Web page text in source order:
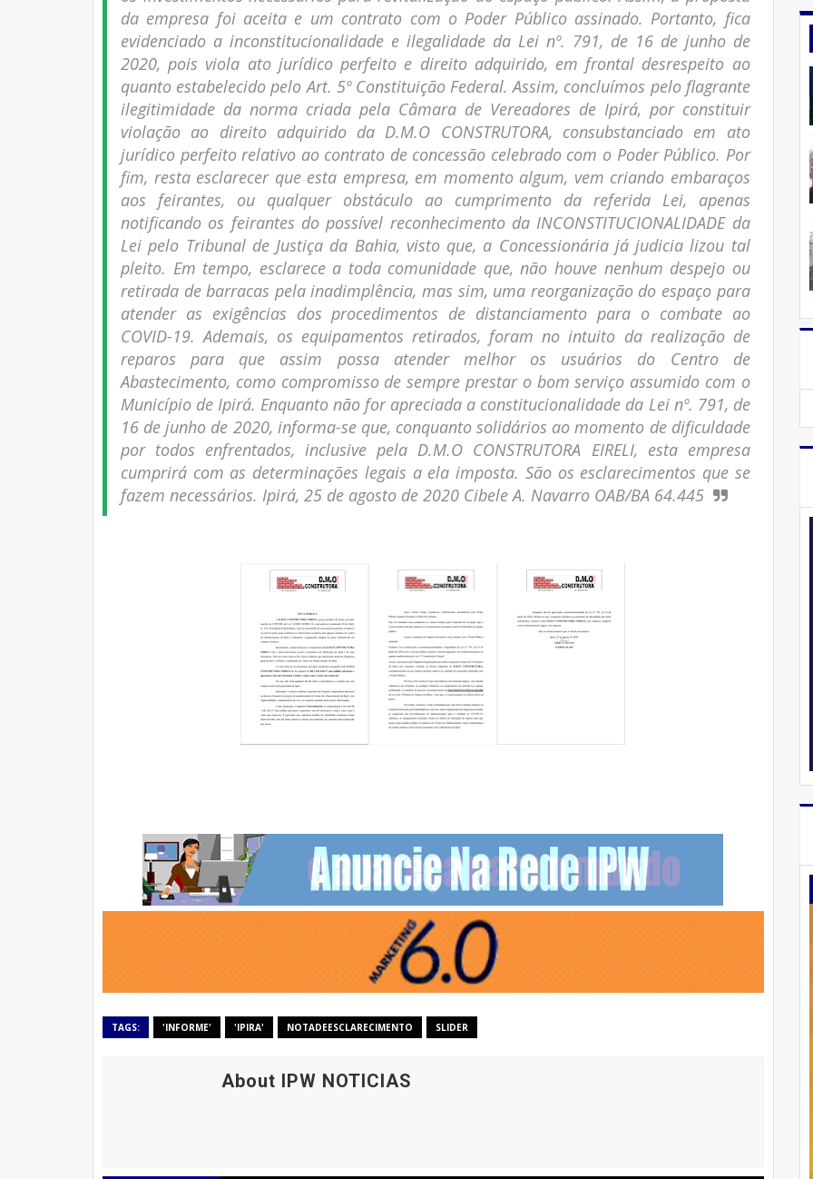
da empresa foi aceita e um contrato com o Poder Público assinado. Portanto, fica
evidenciado a inconstitucionalidade e ilegalidade da Lei nº. 791, de 16 de junho de
2020, pois viola ato jurídico perfeito e direito adquirido, em frontal desrespeito ao
quanto estabelecido pelo Art. 5º Constituição Federal. Assim, concluímos pelo flagrante
ilegitimidade da norma criada pela Câmara de Vereadores de Ipirá, por constituir
violação ao direito adquirido da D.M.O CONSTRUTORA, consubstanciado em ato
jurídico perfeito relativo ao contrato de concessão celebrado com o Poder Público. Por
fim, resta esclarecer que esta empresa, em momento algum, vem criando embaraços
aos feirantes, ou qualquer obstáculo ao cumprimento da referida Lei, apenas
notificando os feirantes do possível reconhecimento da INCONSTITUCIONALIDADE da
Lei pelo Tribunal de Justiça da Bahia, visto que, a Concessionária já judicia lizou tal
pleito. Em tempo, esclarece a toda comunidade que, não houve nenhum despejo ou
retirada de barracas pela inadimplência, mas sim, uma reorganização do espaço para
atender as exigências dos procedimentos de distanciamento para o combate ao
COVID-19. Ademais, os equipamentos retirados, foram no intuito da realização de
reparos para que assim possa atender melhor os usuários do Centro de
Abastecimento, como compromisso de sempre prestar o bom serviço assumido com o
Município de Ipirá. Enquanto não for apreciada a constitucionalidade da Lei nº. 791, de
16 de junho de 2020, informa-se que, conquanto solidários ao momento de dificuldade
por todos enfrentados, inclusive pela D.M.O CONSTRUTORA EIRELI, esta empresa
cumprirá com as determinações legais a ela imposta. São os esclarecimentos que se
fazem necessários. Ipirá, 25 de agosto de 2020 Cibele A. Navarro OAB/BA 64.445
TAGS: 'INFORME' 'IPIRA' NOTADEESCLARECIMENTO SLIDER
About IPW NOTICIAS